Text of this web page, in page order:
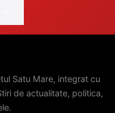
Satu Mare, integrat cu
de actualitate, politica,